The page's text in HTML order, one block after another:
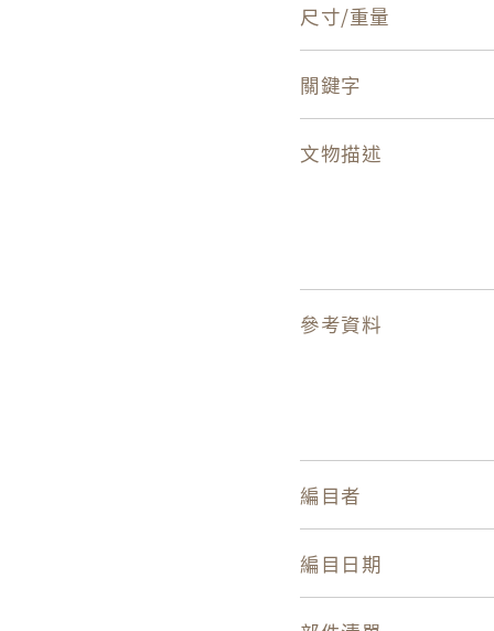
尺寸/重量
關鍵字
文物描述
參考資料
編目者
編目日期